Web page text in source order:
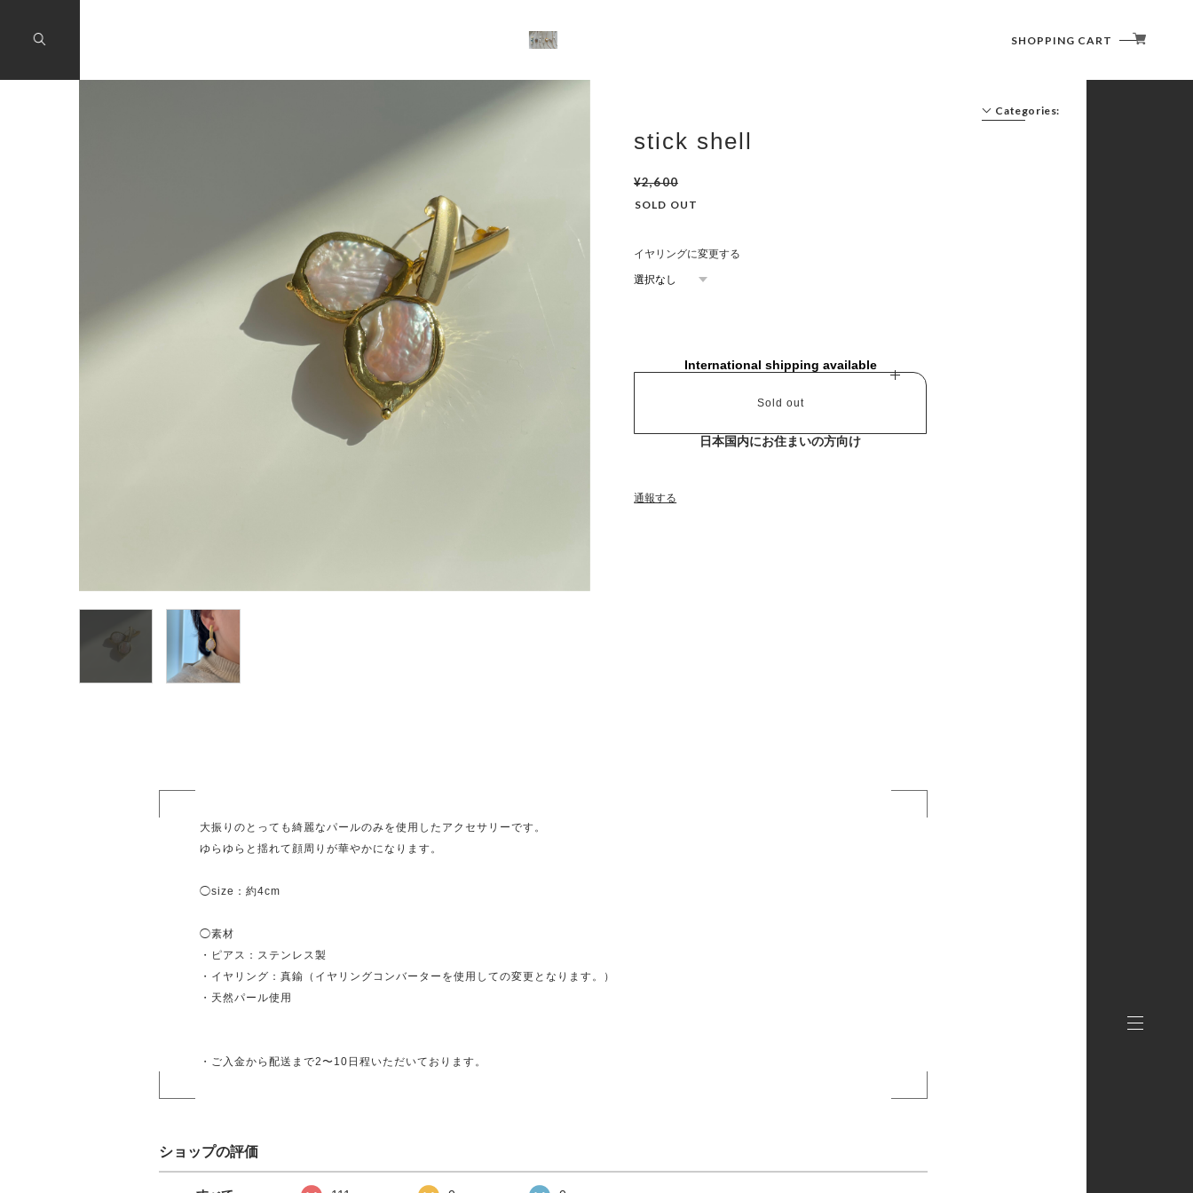
SHOPPING CART
Categories:
stick shell
¥2,600
SOLD OUT
イヤリングに変更する
International shipping available
Sold out
日本国内にお住まいの方向け
通報する
大振りのとっても綺麗なパールのみを使用したアクセサリーです。
ゆらゆらと揺れて顔周りが華やかになります。
◯size：約4cm
◯素材
・ピアス：ステンレス製
・イヤリング：真鍮（イヤリングコンバーターを使用しての変更となります。）
・天然パール使用
・ご入金から配送まで2〜10日程いただいております。
ショップの評価